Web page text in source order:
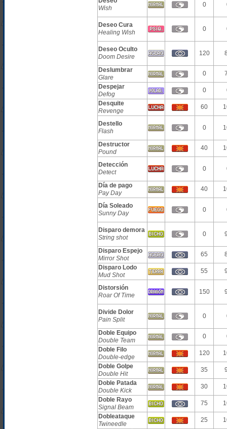
Wish
0
Deseo Cura
Healing Wish
0
Deseo Oculto
Doom Desire
120
Deslumbrar
Glare
0
Despejar
Defog
0
Desquite
Revenge
60
Destello
Flash
0
Destructor
Pound
40
Detección
Detect
0
Día de pago
Pay Day
40
Día Soleado
Sunny Day
0
Disparo demora
String shot
0
Disparo Espejo
Mirror Shot
65
Disparo Lodo
Mud Shot
55
Distorsión
Roar Of Time
150
Divide Dolor
Pain Split
0
Doble Equipo
Double Team
0
Doble Filo
Double-edge
120
Doble Golpe
Double Hit
35
Doble Patada
Double Kick
30
Doble Rayo
Signal Beam
75
Dobleataque
Twineedle
25